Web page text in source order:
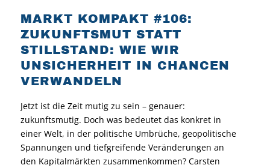
MARKT KOMPAKT #106:
ZUKUNFTSMUT STATT
STILLSTAND: WIE WIR
UNSICHERHEIT IN CHANCEN
VERWANDELN
Jetzt ist die Zeit mutig zu sein – genauer:
zukunftsmutig. Doch was bedeutet das konkret in
einer Welt, in der politische Umbrüche, geopolitische
Spannungen und tiefgreifende Veränderungen an
den Kapitalmärkten zusammenkommen? Carsten